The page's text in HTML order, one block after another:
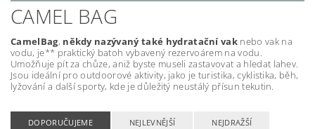
CAMEL BAG
CamelBag, někdy nazývaný také hydratační vak nebo vak na
vodu, je** praktický batoh vybavený rezervoárem na vodu.
Umožňuje pít za chůze, aniž byste museli zastavovat a hledat lahev.
Jsou ideální pro outdoorové aktivity, jako je turistika, cyklistika, běh,
lyžování a další sporty, kde je důležitý neustálý přísun tekutin.
DOPORUČUJEME NEJLEVNĚJŠÍ NEJDRAŽŠÍ